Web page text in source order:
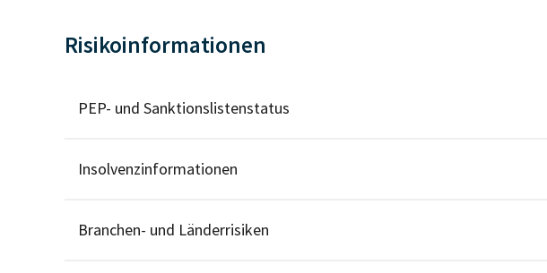
Risikoinformationen
PEP- und Sanktionslistenstatus
Insolvenzinformationen
Branchen- und Länderrisiken